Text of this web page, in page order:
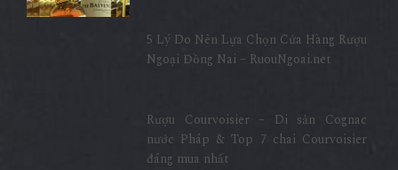
5 Lý Do Nên Lựa Chọn Cửa Hàng Rượu
Ngoại Đồng Nai – RuouNgoai.net
Rượu Courvoisier – Di sản Cognac
nước Pháp & Top 7 chai Courvoisier
đáng mua nhất